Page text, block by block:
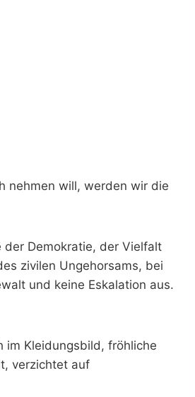
nehmen will, werden wir die
der Demokratie, der Vielfalt
zivilen Ungehorsams, bei
und keine Eskalation aus.
im Kleidungsbild, fröhliche
verzichtet auf